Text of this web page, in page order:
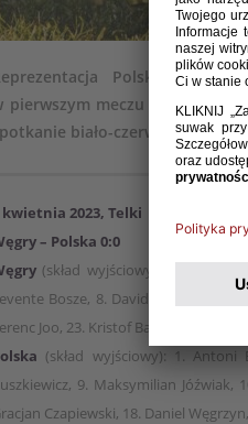
Polski do lat
pierwszym meczu Turnieju
biało-czerwoni
kwietnia 2023, Telki
– Polska 0:0
(skład wyjściowy): 12. Ferenc
Bosze, 8. David Gyebroczki,
Joo, 23. Kristof Balog.
(skład wyjściowy): 1. Antoni
9. Maksymilian Jóźwiak,
Czapiewski, 18. Daniel